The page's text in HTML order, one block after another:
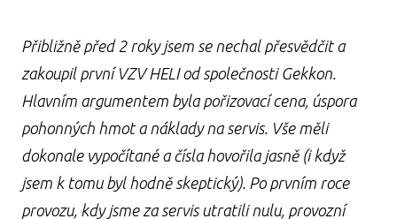
Přibližně před 2 roky jsem se nechal přesvědčit a
zakoupil první VZV HELI od společnosti Gekkon.
Hlavním argumentem byla pořizovací cena, úspora
pohonných hmot a náklady na servis. Vše měli
dokonale vypočítané a čísla hovořila jasně (i když
jsem k tomu byl hodně skeptický). Po prvním roce
provozu, kdy jsme za servis utratili nulu, provozní